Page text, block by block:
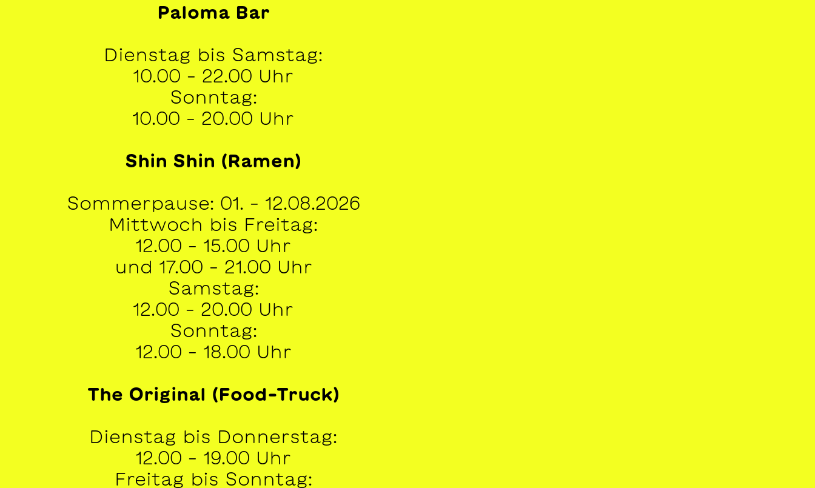
Paloma Bar
Dienstag bis Samstag:
10.00 – 22.00 Uhr
Sonntag:
10.00 – 20.00 Uhr
Shin Shin (Ramen)
Sommerpause: 01. – 12.08.2026
Mittwoch bis Freitag:
12.00 – 15.00 Uhr
und 17.00 – 21.00 Uhr
Samstag:
12.00 – 20.00 Uhr
Sonntag:
12.00 – 18.00 Uhr
The Original (Food-Truck)
Dienstag bis Donnerstag:
12.00 – 19.00 Uhr
Freitag bis Sonntag: